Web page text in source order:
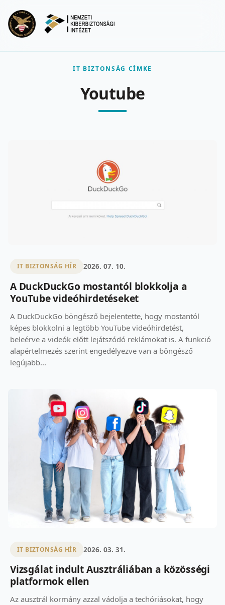
IT BIZTONSÁG CÍMKE
Youtube
IT BIZTONSÁG HÍR 2026. 07. 10.
A DuckDuckGo mostantól blokkolja a
YouTube videóhirdetéseket
A DuckDuckGo böngésző bejelentette, hogy mostantól
képes blokkolni a legtöbb YouTube videóhirdetést,
beleérve a videók előtt lejátszódó reklámokat is. A funkció
alapértelmezés szerint engedélyezve van a böngésző
legújabb...
IT BIZTONSÁG HÍR 2026. 03. 31.
Vizsgálat indult Ausztráliában a közösségi
platformok ellen
Az ausztrál kormány azzal vádolja a techóriásokat, hogy